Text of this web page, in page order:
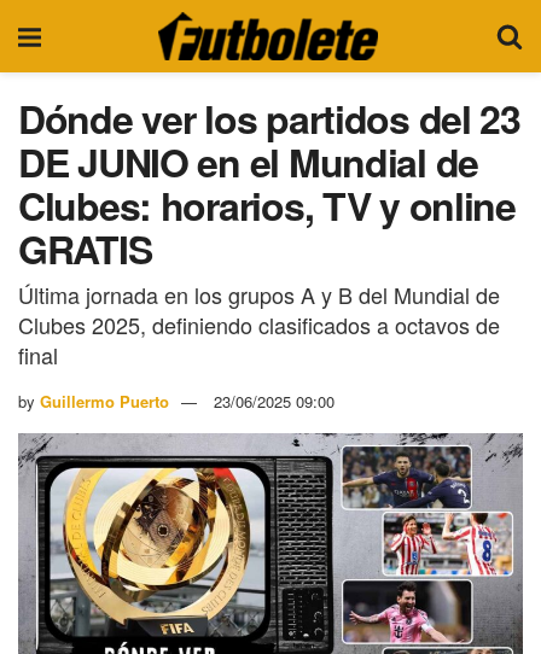
Dónde ver los partidos del 23
DE JUNIO en el Mundial de
Clubes: horarios, TV y online
GRATIS
Última jornada en los grupos A y B del Mundial de
Clubes 2025, definiendo clasificados a octavos de
final
by Guillermo Puerto 23/06/2025 09:00